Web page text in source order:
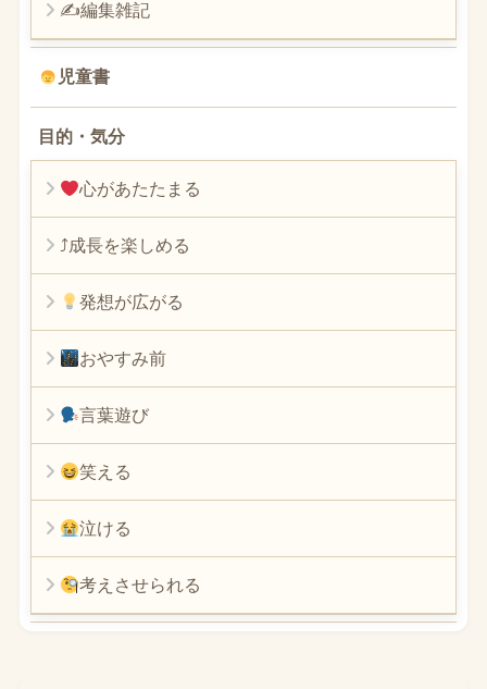
✍編集雑記
児童書
目的・気分
心があたたまる
⤴︎成長を楽しめる
発想が広がる
おやすみ前
言葉遊び
笑える
泣ける
考えさせられる